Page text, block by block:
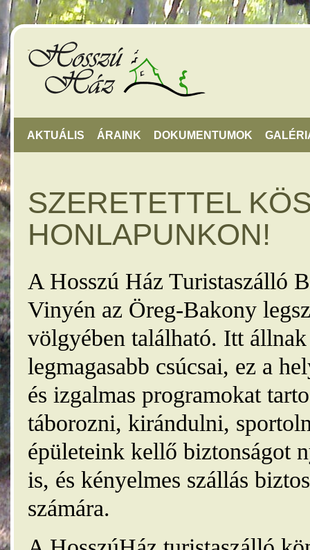
AKTUÁLIS ÁRAINK DOKUMENTUMOK
SZERETETTEL
HONLAPUNKON!
A Hosszú Ház Turistaszálló
Vinyén az Öreg-Bakony
völgyében található. Itt
legmagasabb csúcsai, ez a
és izgalmas programokat
táborozni, kirándulni,
épületeink kellő biztonságot
is, és kényelmes szállás
számára.